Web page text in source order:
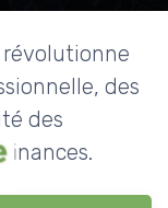
des
des